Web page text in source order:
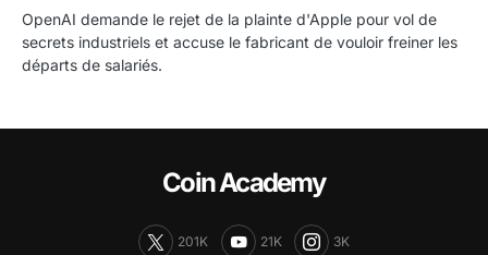
OpenAI demande le rejet de la plainte d'Apple pour vol de
secrets industriels et accuse le fabricant de vouloir freiner les
départs de salariés.
Coin Academy
201K 21K 3K